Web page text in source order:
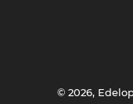
© 2026,